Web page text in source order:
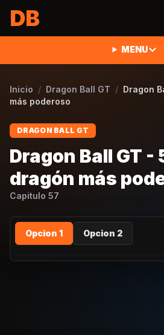
DB
MENU
Inicio / Dragon Ball GT / Dragon
más poderoso
DRAGON BALL GT
Dragon Ball GT -
dragón más
Capitulo 57
Opcion 1 Opcion 2